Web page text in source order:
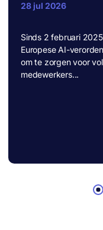
28 jul 2026
Sinds 2 februari
Europese AI-
om te zorgen voor
medewerkers...
1